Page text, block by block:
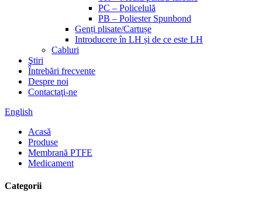
PC – Policelulă
PB – Poliester Spunbond
Genți plisate/Cartușe
Introducere în LH și de ce este LH
Cabluri
Ştiri
Întrebări frecvente
Despre noi
Contactaţi-ne
English
Acasă
Produse
Membrană PTFE
Medicament
Categorii